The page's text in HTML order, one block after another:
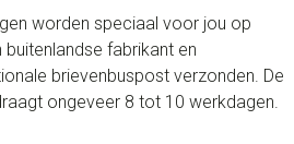
worden speciaal voor jou op
fabrikant en
brievenbuspost verzonden. De
ongeveer 8 tot 10 werkdagen.